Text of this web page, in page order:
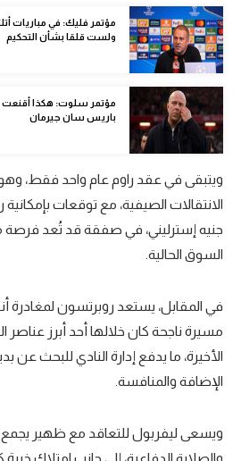
تحليل في الجول
حكايات في الجول
كويز في الجول
فيديو في الجول
مؤتمر فليك: في مباريات
ولست قلقا بشأن التحكيم
مؤتمر سلوت: هكذا أقنعت
باريس سان جيرمان
ويتبقى في عقد راوم عام واحد فقط،
جنيه إسترليني، في صفقة قد تُعد فرصة
السوق الحالية.
في المقابل، يستعد روبرتسون لمغادرة
مسيرة ناجحة كان خلالها أحد أبرز عناصر
الأخيرة، ما يدفع إدارة النادي للبحث عن
الإضافة والمنافسة.
ويسعى ليفربول للتعاقد مع ظهير يجمع